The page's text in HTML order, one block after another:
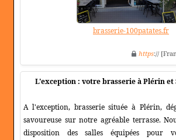
brasserie-100patates.fr
https://
L'exception : votre brasserie à Plérin et
A l'exception, brasserie située à Plérin,
savoureuse sur notre agréable terrasse.
disposition des salles équipées pour